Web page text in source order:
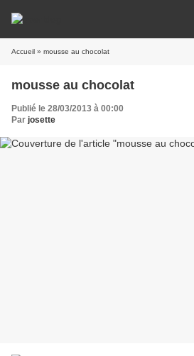
Accueil » mousse au chocolat
mousse au chocolat
Publié le 28/03/2013 à 00:00
Par josette